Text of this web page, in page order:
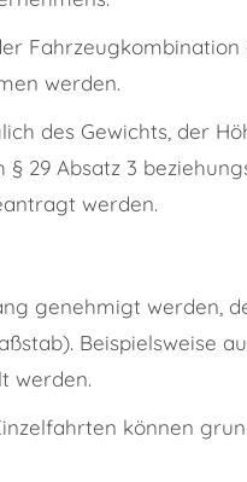
werden.
des Gewichts, der
29 Absatz 3
werden.
genehmigt werden,
Beispielsweise
werden.
können